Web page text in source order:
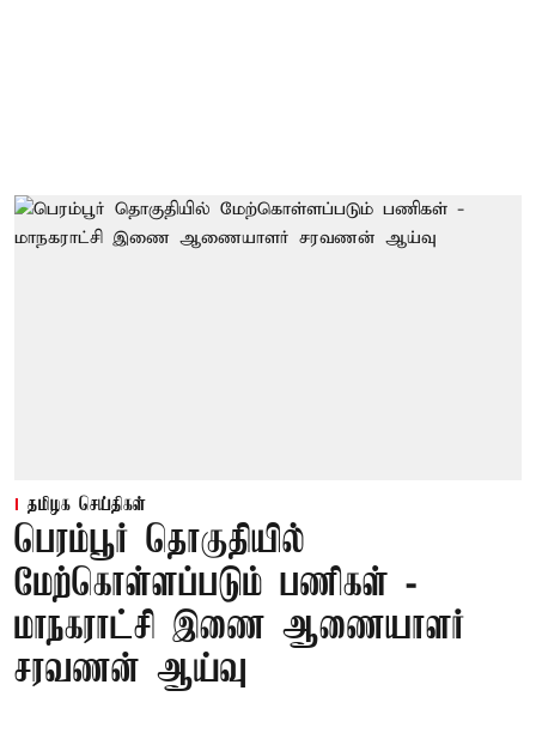
தமிழக செய்திகள்
பெரம்பூர் தொகுதியில்
மேற்கொள்ளப்படும் பணிகள் -
மாநகராட்சி இணை ஆணையாளர்
சரவணன் ஆய்வு